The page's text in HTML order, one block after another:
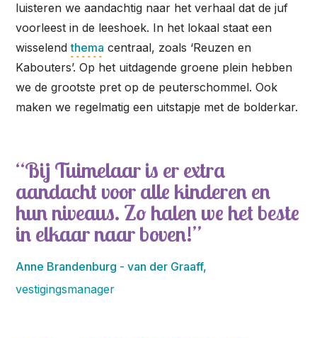
luisteren we aandachtig naar het verhaal dat de juf
voorleest in de leeshoek. In het lokaal staat een
wisselendthema centraal, zoals ‘Reuzen en
Kabouters’. Op het uitdagende groene plein hebben
we de grootste pret op de peuterschommel. Ook
maken we regelmatig een uitstapje met de bolderkar.
Bij Tuimelaar is er extra
aandacht voor alle kinderen en
hun niveaus. Zo halen we het beste
in elkaar naar boven!
Anne Brandenburg - van der Graaff,
vestigingsmanager